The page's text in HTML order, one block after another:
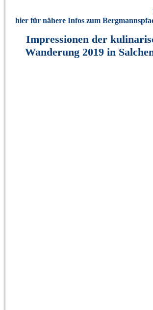
hier für nähere Infos zum
Impressionen der
Wanderung 2019 in